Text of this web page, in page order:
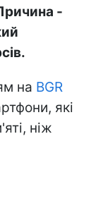
-
на BGR
які
ніж